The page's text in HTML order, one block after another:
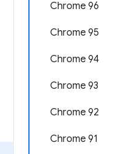
Chrome 96
Chrome 95
Chrome 94
Chrome 93
Chrome 92
Chrome 91